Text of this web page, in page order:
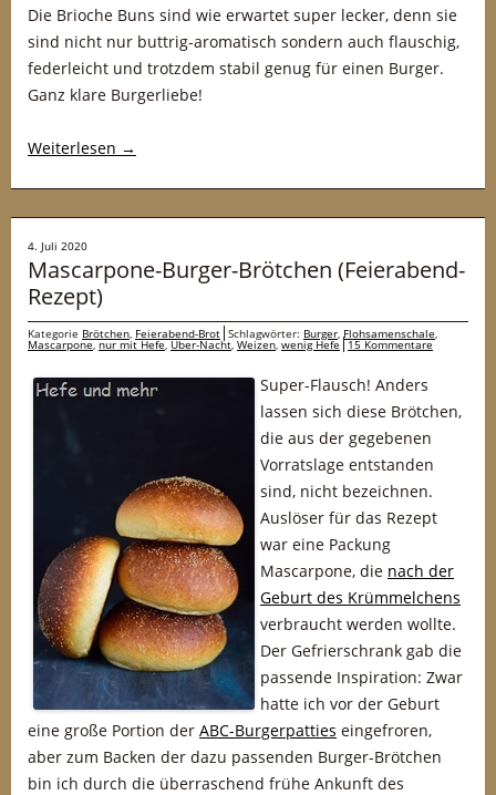
Die Brioche Buns sind wie erwartet super lecker, denn sie
sind nicht nur buttrig-aromatisch sondern auch flauschig,
federleicht und trotzdem stabil genug für einen Burger.
Ganz klare Burgerliebe!
Weiterlesen →
4. Juli 2020
Mascarpone-Burger-Brötchen (Feierabend-
Rezept)
Kategorie Brötchen, Feierabend-Brot Schlagwörter: Burger, Flohsamenschale,
Mascarpone,nur mit Hefe,Über-Nacht, Weizen, wenig Hefe 15 Kommentare
Super-Flausch! Anders
lassen sich diese Brötchen,
die aus der gegebenen
Vorratslage entstanden
sind, nicht bezeichnen.
Auslöser für das Rezept
war eine Packung
Mascarpone, die nach der
Geburt des Krümmelchens
verbraucht werden wollte.
Der Gefrierschrank gab die
passende Inspiration: Zwar
hatte ich vor der Geburt
eine große Portion der ABC-Burgerpatties eingefroren,
aber zum Backen der dazu passenden Burger-Brötchen
bin ich durch die überraschend frühe Ankunft des